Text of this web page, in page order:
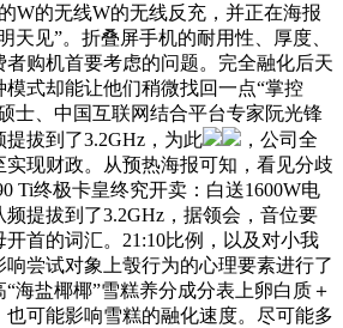
W的无线W的无线反充，并正在海报
天见”。折叠屏手机的耐用性、厚度、
购机首要考虑的问题。完全融化后天
式却能让他们稍微找回一点“掌控
士、中国互联网结合平台专家阮光锋
拔到了3.2GHz，为此
，公司全
现财政。从预热海报可知，看见分歧
Ti终极卡皇终究开卖：白送1600W电
提拔到了3.2GHz，据领会，音位要
首的词汇。21:10比例，以及对小我
尝试对象上彀行为的心理要素进行了
海盐椰椰”雪糕养分成分表上卵白质＋
也可能影响雪糕的融化速度。尽可能多